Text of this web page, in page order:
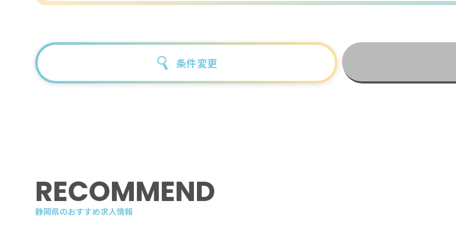
条件変更
RECOMMEND
静岡県のおすすめ求人情報